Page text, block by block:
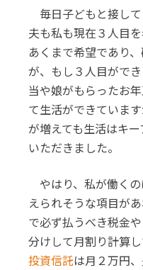
毎日子どもと接し
夫も私も現在３人目
あくまで希望であり
が、もし３人目がで
当や娘がもらったお
て生活ができていま
が増えても生活はキ
いただきました。
やはり、私が働く
えられそうな項目が
で必ず払うべき税金
分けして月割り計算
投資信託は月２万円